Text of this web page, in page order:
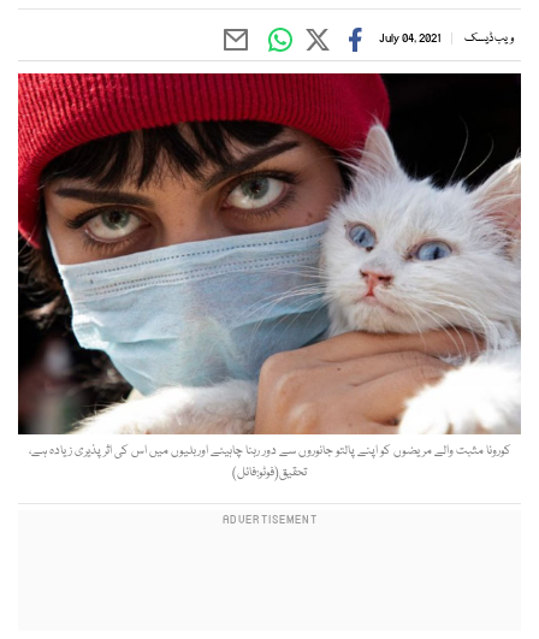
ویب ڈیسک July 04, 2021
کورونا مثبت والے مریضوں کو اپنے پالتو جانوروں سے دور رہنا چاہیئے اوربلیوں میں اس کی اثر پذیری زیادہ ہے،
تحقیق(فوٹو:فائل)